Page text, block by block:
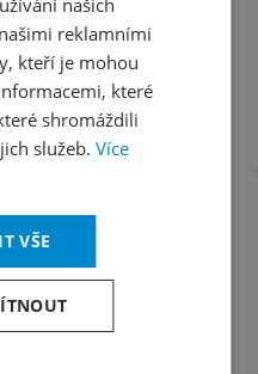
sítích
LinkedInflickr
reklamními
kteří je mohou
které
shromáždili
služeb. Více
VŠE